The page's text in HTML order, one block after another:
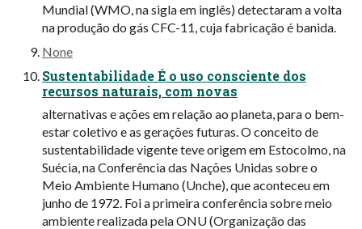
Mundial (WMO, na sigla em inglês) detectaram a volta
na produção do gás CFC-11, cuja fabricação é banida.
None
Sustentabilidade É o uso consciente dos
recursos naturais, com novas
alternativas e ações em relação ao planeta, para o bem-
estar coletivo e as gerações futuras. O conceito de
sustentabilidade vigente teve origem em Estocolmo, na
Suécia, na Conferência das Nações Unidas sobre o
Meio Ambiente Humano (Unche), que aconteceu em
junho de 1972. Foi a primeira conferência sobre meio
ambiente realizada pela ONU (Organização das